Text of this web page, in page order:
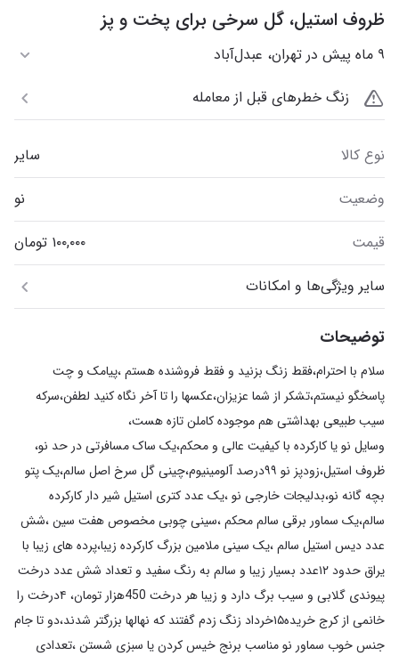
ظروف استیل، گل سرخی برای پخت و پز
۹ ماه پیش در تهران، عبدل‌آباد
زنگ خطرهای قبل از معامله
نوع کالا
سایر
وضعیت
نو
قیمت
سایر ویژگی‌ها و امکانات
توضیحات
سلام با احترام،فقط زنگ بزنید و فقط فروشنده هستم ،پیامک و چت
پاسخگو نیستم،تشکر از شما عزیزان،عکسها را تا آخر نگاه کنید لطفن،سرکه
وسایل نو یا کارکرده با کیفیت عالی و محکم،یک ساک مسافرتی در حد نو،
ظروف استیل،زودپز نو ۹۹درصد آلومینیوم،چینی گل سرخ اصل سالم،یک پتو
بچه گانه نو،بدلیجات خارجی نو ،یک عدد کتری استیل شیر دار کارکرده
سالم،یک سماور برقی سالم محکم ،سینی چوبی مخصوص هفت سین ،شش
عدد دیس استیل سالم ،یک سینی ملامین بزرگ کارکرده زیبا،پرده های زیبا با
یراق حدود ۱۲عدد بسیار زیبا و سالم به رنگ سفید و تعداد شش عدد درخت
پیوندی گلابی و سیب برگ دارد و زیبا هر درخت 450هزار تومان، ۴درخت را
خانمی از کرج خریده۱۵خرداد زنگ زدم گفتند که نهالها بزرگتر شدند،دو تا جام
جنس خوب سماور نو مناسب برنج خیس کردن یا سبزی شستن ،تعدادی